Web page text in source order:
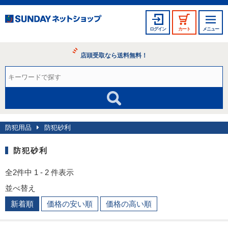
ログイン カート メニュー
店頭受取なら送料無料！
防犯用品 防犯砂利
防犯砂利
全2件中 1 - 2 件表示
並べ替え
新着順
価格の安い順 価格の高い順